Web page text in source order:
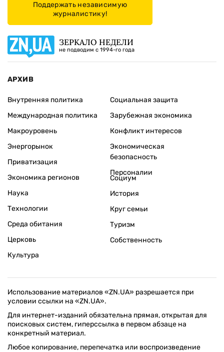
Поддержать независимую
журналистику!
ЗЕРКАЛО НЕДЕЛИ
не подводим с 1994-го года
АРХИВ
Внутренняя политика
Международная политика
Макроуровень
Энергорынок
Приватизация
Экономика регионов
Социальная защита
Зарубежная экономика
Конфликт интересов
Экономическая
безопасность
Персоналии
Наука
Технологии
Среда обитания
Церковь
Культура
Социум
История
Круг семьи
Туризм
Собственность
Использование материалов «ZN.UA» разрешается при
условии ссылки на «ZN.UA».
Для интернет-изданий обязательна прямая, открытая для
поисковых систем, гиперссылка в первом абзаце на
конкретный материал.
Любое копирование, перепечатка или воспроизведение